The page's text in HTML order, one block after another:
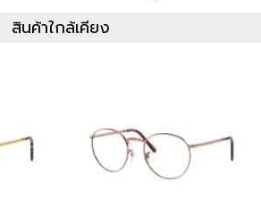
สินค้าใกล้เคียง